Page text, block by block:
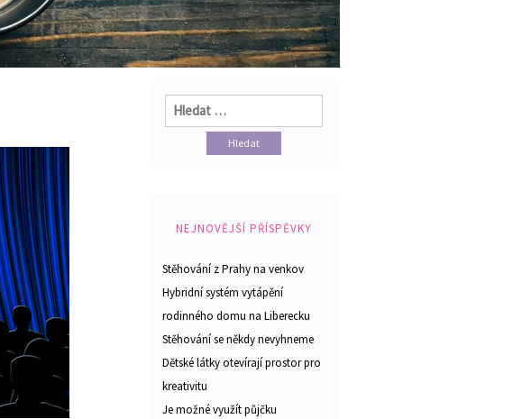
Vyhledávání
NEJNOVĚJŠÍ PŘÍSPĚVKY
Stěhování z Prahy na venkov
Hybridní systém vytápění
rodinného domu na Liberecku
Stěhování se někdy nevyhneme
Dětské látky otevírají prostor pro
kreativitu
Je možné využít půjčku